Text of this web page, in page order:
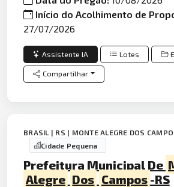
Início do Acolhimento de
27/07/2026
Assistente IA Lotes
Compartilhar
BRASIL | RS | MONTE ALEGRE DOS
Cidade Pequena
Prefeitura Municipal De
Alegre Dos Campos -RS